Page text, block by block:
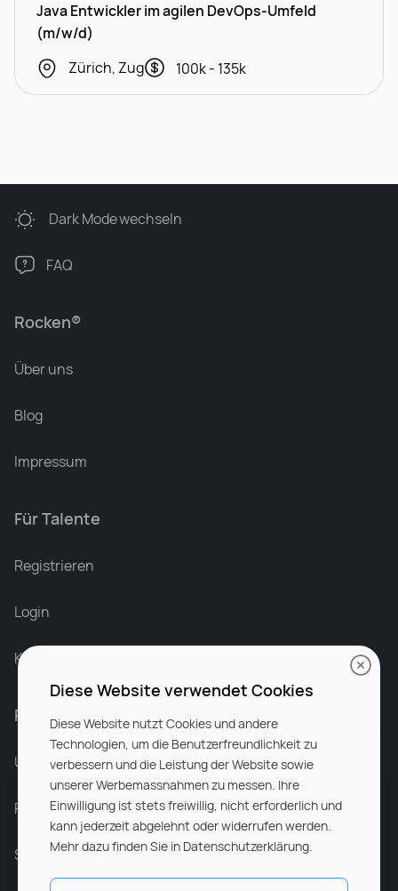
Java Entwickler im agilen DevOps-Umfeld
(m/w/d)
Zürich, Zug
100k - 135k
Rocken®
Über uns
Blog
Impressum
Für Talente
Registrieren
Login
Karriere bei Rocken
Für Unternehmen
Unsere Dienstleistungen
Partnerunternehmen
Sitemap
Dark Modewechseln
FAQ
Diese Website verwendet Cookies
Diese Website nutzt Cookies und andere
Technologien, um die Benutzerfreundlichkeit zu
verbessern und die Leistung der Website sowie
unserer Werbemassnahmen zu messen. Ihre
Einwilligung ist stets freiwillig, nicht erforderlich und
kann jederzeit abgelehnt oder widerrufen werden.
Mehr dazu finden Sie in Datenschutzerklärung.